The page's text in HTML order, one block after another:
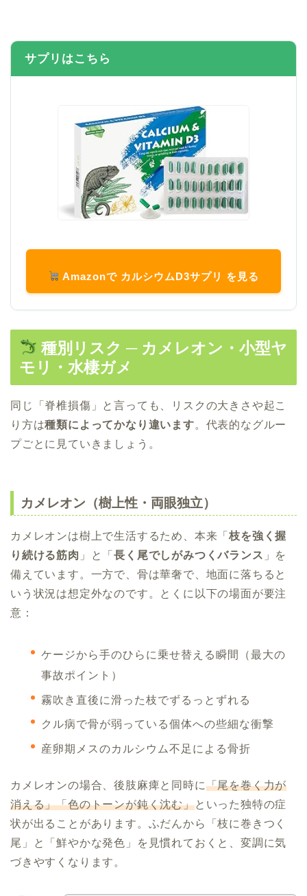
サプリはこちら
Amazonで カルシウムD3サプリ を見る
種別リスク ─ カメレオン・小型ヤ
モリ・水棲ガメ
同じ「脊椎損傷」と言っても、リスクの大きさや起こ
り方は種類によってかなり違います。代表的なグルー
プごとに見ていきましょう。
カメレオン（樹上性・両眼独立）
カメレオンは樹上で生活するため、本来「枝を強く握
り続ける筋肉 」と「長く尾でしがみつくバランス 」を
備えています。一方で、骨は華奢で、地面に落ちると
いう状況は想定外なのです。とくに以下の場面が要注
意：
ケージから手のひらに乗せ替える瞬間（最大の
事故ポイント）
霧吹き直後に滑った枝でずるっとずれる
クル病で骨が弱っている個体への些細な衝撃
産卵期メスのカルシウム不足による骨折
カメレオンの場合、後肢麻痺と同時に「尾を巻く力が
消える」「色のトーンが鈍く沈む」といった独特の症
状が出ることがあります。ふだんから「枝に巻きつく
尾」と「鮮やかな発色」を見慣れておくと、変調に気
づきやすくなります。